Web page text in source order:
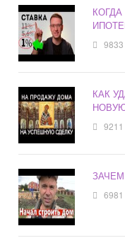
9833
КАК
9211
6981